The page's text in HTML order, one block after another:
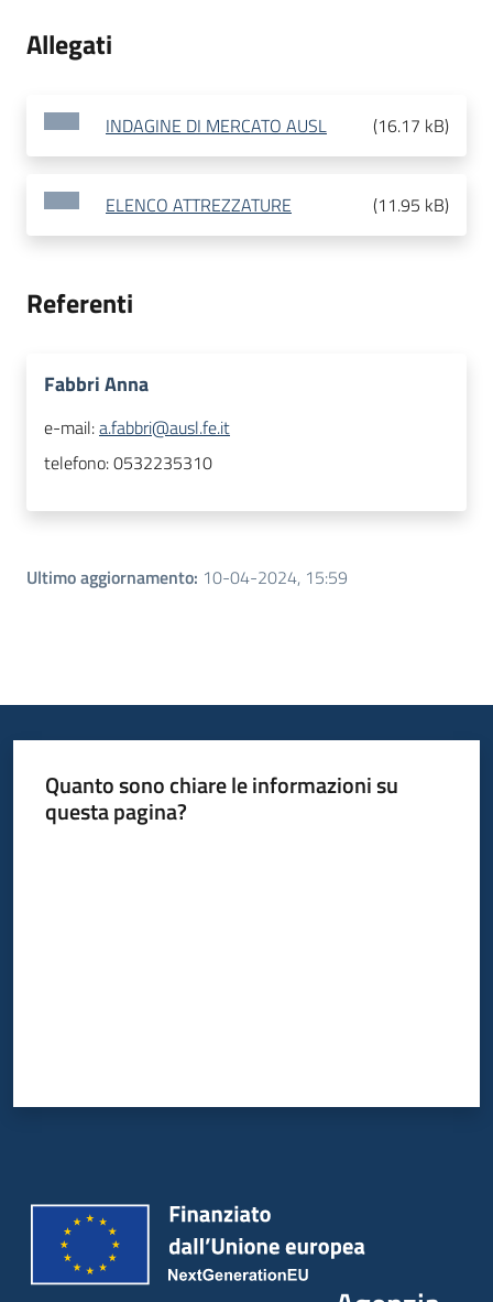
Allegati
INDAGINE DI MERCATO AUSL (16.17 kB)
ELENCO ATTREZZATURE (11.95 kB)
Referenti
Fabbri Anna
e-mail:a.fabbri@ausl.fe.it
telefono:0532235310
Ultimo aggiornamento: 10-04-2024, 15:59
Quanto sono chiare le informazioni su
questa pagina?